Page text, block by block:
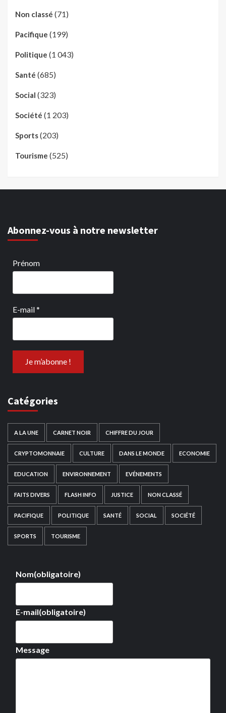
Non classé (71)
Pacifique (199)
Politique (1 043)
Santé (685)
Social (323)
Société (1 203)
Sports(203)
Tourisme (525)
Abonnez-vous à notre newsletter
Prénom
E-mail*
Catégories
A LA UNE CARNET NOIR CHIFFRE DU JOUR
CRYPTOMONNAIE CULTURE DANS LE MONDE ECONOMIE
EDUCATION ENVIRONNEMENT EVÉNEMENTS
FAITS DIVERS FLASH INFO JUSTICE NON CLASSÉ
PACIFIQUE POLITIQUE SANTÉ SOCIAL SOCIÉTÉ
SPORTS TOURISME
Nom(obligatoire)
E-mail(obligatoire)
Message